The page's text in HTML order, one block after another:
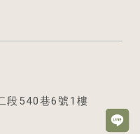
段540巷6號1樓